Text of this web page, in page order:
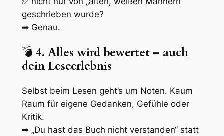
geschrieben wurde?
➡ Genau.
💣 4. Alles wird bewertet – auch
dein Leseerlebnis
Selbst beim Lesen geht’s um Noten. Kaum
Raum für eigene Gedanken, Gefühle oder
Kritik.
➡ „Du hast das Buch nicht verstanden“statt